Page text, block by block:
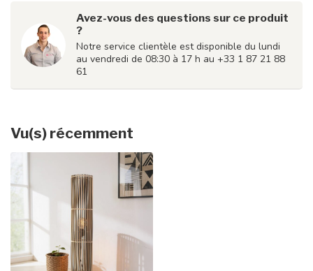
Avez-vous des questions sur ce produit
?
Notre service clientèle est disponible du lundi
au vendredi de 08:30 à 17 h au +33 1 87 21 88
61
Vu(s) récemment